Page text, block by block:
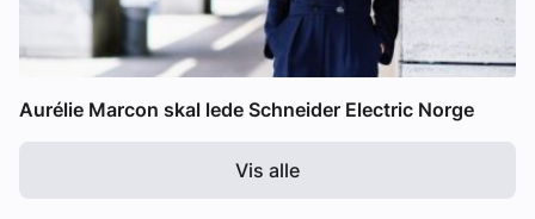
Aurélie Marcon skal lede Schneider Electric Norge
Vis alle